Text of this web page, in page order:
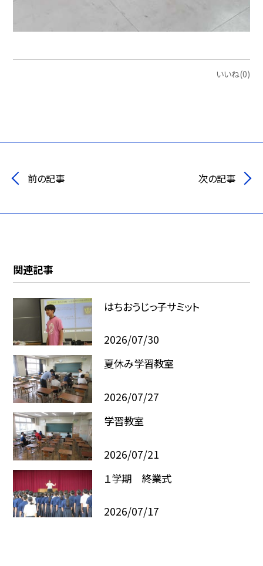
いいね(0)
前の記事 次の記事
関連記事
はちおうじっ子サミット
2026/07/30
夏休み学習教室
2026/07/27
学習教室
2026/07/21
１学期 終業式
2026/07/17